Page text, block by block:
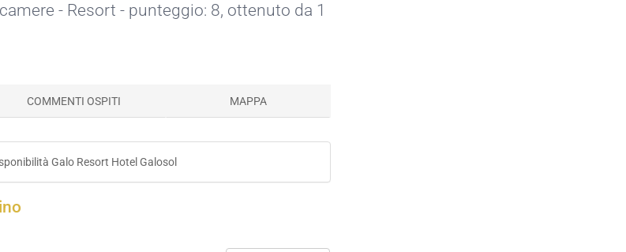
- Resort - punteggio: 8, ottenuto da 1
COMMENTI OSPITI MAPPA
Galo Resort Hotel Galosol